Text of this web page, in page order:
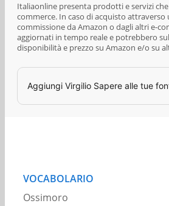
Italiaonline presenta prodotti e servizi
commerce. In caso di acquisto
commissione da Amazon o dagli altri e-
aggiornati in tempo reale e potrebbero
disponibilità e prezzo su Amazon e/o su
Aggiungi Virgilio Sapere alle tue
VOCABOLARIO
Ossimoro